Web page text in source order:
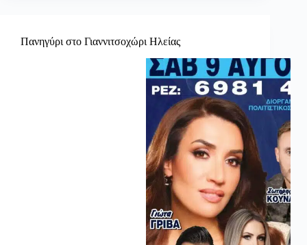
Πανηγύρι στο Γιαννιτσοχώρι Ηλείας